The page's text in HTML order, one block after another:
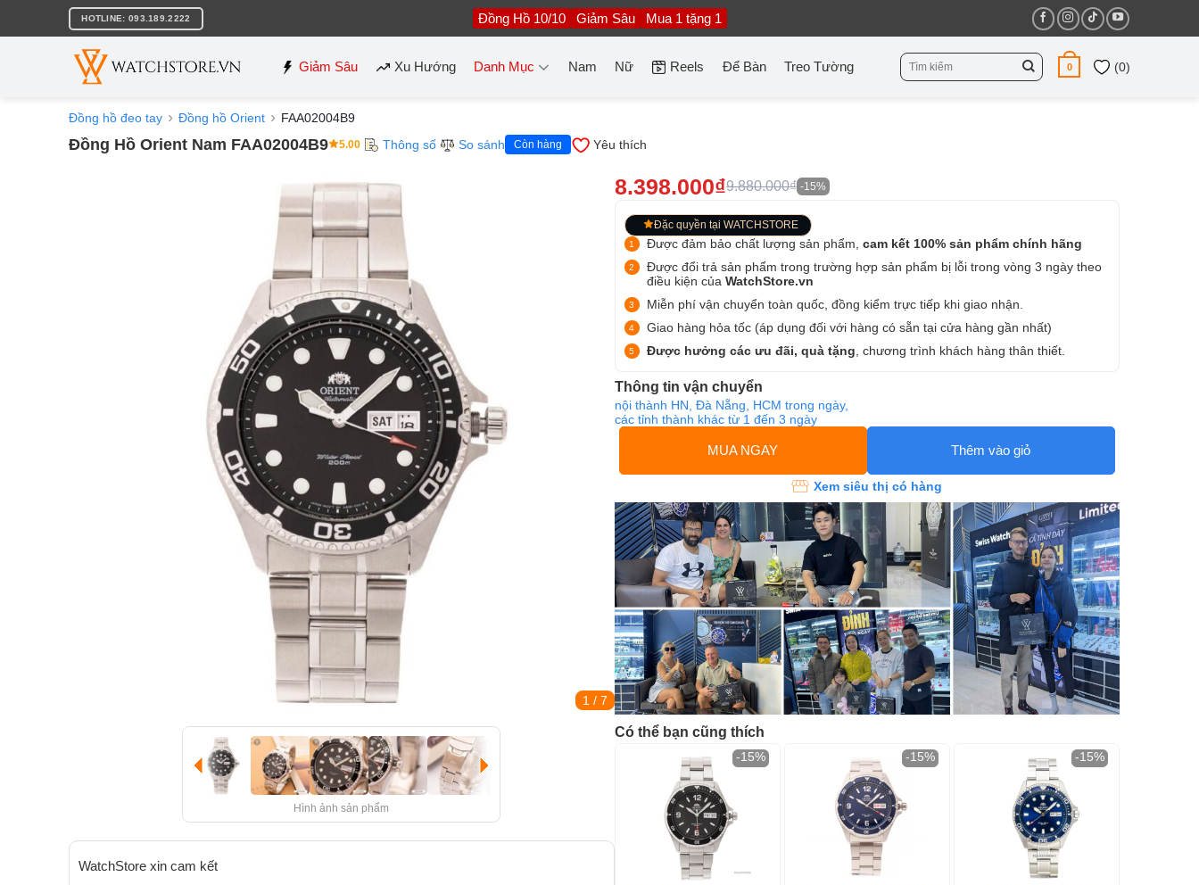
nội
HOTLINE: 093.189.2222 Đồng Hồ 10/10 Giảm Sâu Mua 1 tặng 1
Giảm Sâu Xu Hướng Danh Mục Nam Nữ Reels Để Bàn Treo Tường
Tìm
kiếm:
0 (0)
Đồng hồ đeo tay Đồng hồ Orient FAA02004B9
Đồng Hồ Orient Nam FAA02004B9 5.00 Thông số So sánh Còn hàng Yêu thích
1 / 7
Hình ảnh sản phẩm
WatchStore xin cam kết
8.398.000₫9.880.000₫ -15%
Đặc quyền tại WATCHSTORE
Được đảm bảo chất lượng sản phẩm, cam kết 100% sản phẩm chính hãng
Được đổi trả sản phẩm trong trường hợp sản phẩm bị lỗi trong vòng 3 ngày theo
điều kiện của WatchStore.vn
Miễn phí vận chuyển toàn quốc, đồng kiểm trực tiếp khi giao nhận.
Giao hàng hỏa tốc (áp dụng đối với hàng có sẵn tại cửa hàng gần nhất)
Được hưởng các ưu đãi, quà tặng , chương trình khách hàng thân thiết.
Thông tin vận chuyển
nội thành HN, Đà Nẵng, HCM trong ngày,
các tỉnh thành khác từ 1 đến 3 ngày
MUA NGAY Thêm vào giỏ
Xem siêu thị có hàng
Có thể bạn cũng thích
-15% -15% -15%